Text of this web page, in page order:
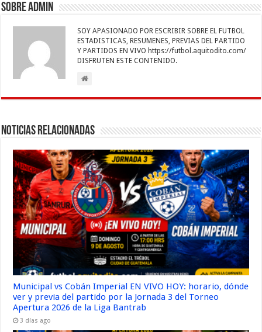
k
r
Sobre admin
SOY APASIONADO POR ESCRIBIR SOBRE EL FUTBOL
ESTADISTICAS, RESUMENES, PREVIAS DEL PARTIDO
Y PARTIDOS EN VIVO https://futbol.aquitodito.com/
DISFRUTEN ESTE CONTENIDO.
Noticias Relacionadas
Municipal vs Cobán Imperial EN VIVO HOY: horario, dónde
ver y previa del partido por la Jornada 3 del Torneo
Apertura 2026 de la Liga Bantrab
3 días ago